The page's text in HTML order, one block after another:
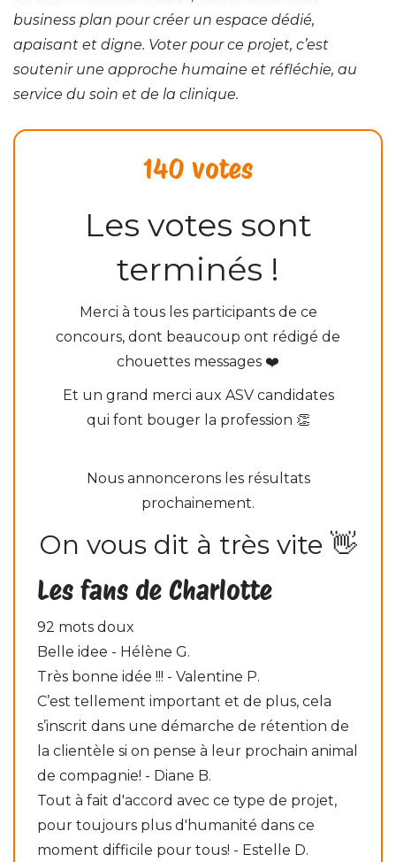
business plan pour créer un espace dédié,
apaisant et digne. Voter pour ce projet, c’est
soutenir une approche humaine et réfléchie, au
service du soin et de la clinique.
140 votes
Les votes sont
terminés !
Merci à tous les participants de ce
concours, dont beaucoup ont rédigé de
chouettes messages ❤️
Et un grand merci aux ASV candidates
qui font bouger la profession 👏
Nous annoncerons les résultats
prochainement.
On vous dit à très vite 👋
Les fans de Charlotte
92 mots doux
Belle idee - Hélène G.
Très bonne idée !!! - Valentine P.
C’est tellement important et de plus, cela
s’inscrit dans une démarche de rétention de
la clientèle si on pense à leur prochain animal
de compagnie! - Diane B.
Tout à fait d'accord avec ce type de projet,
pour toujours plus d'humanité dans ce
moment difficile pour tous! - Estelle D.